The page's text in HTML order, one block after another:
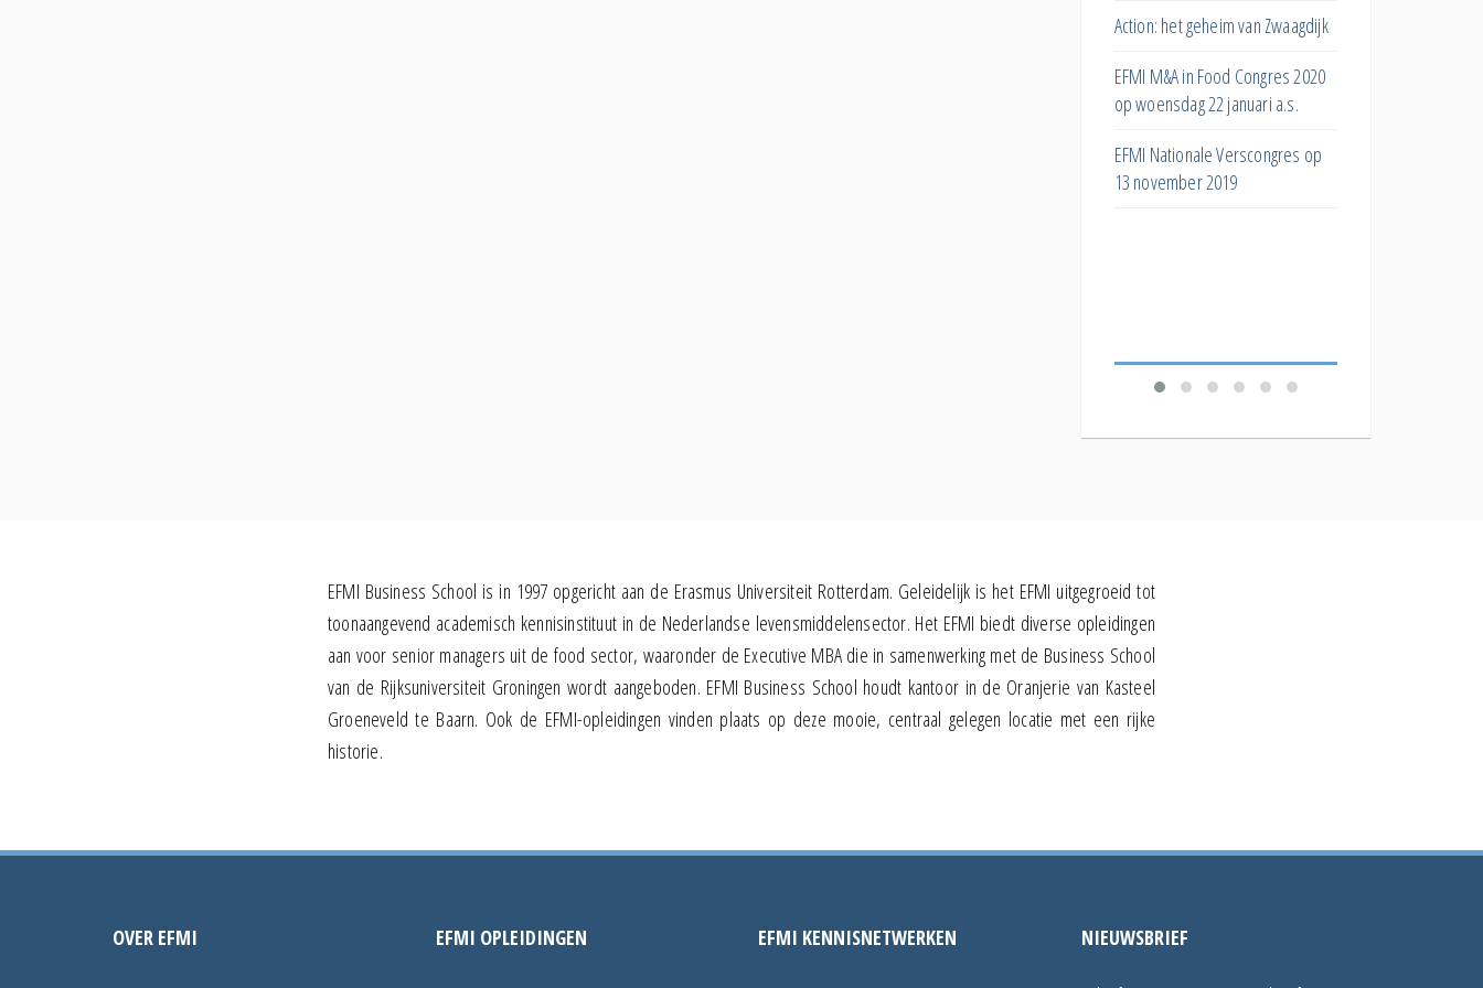
Action: het geheim van Zwaagdijk
EFMI M&A in Food Congres 2020
op woensdag 22 januari a.s.
EFMI Nationale Verscongres op
13 november 2019
EFMI Business School is in 1997 opgericht aan de Erasmus Universiteit Rotterdam. Geleidelijk is het EFMI uitgegroeid tot
toonaangevend academisch kennisinstituut in de Nederlandse levensmiddelensector. Het EFMI biedt diverse opleidingen
aan voor senior managers uit de food sector, waaronder de Executive MBA die in samenwerking met de Business School
van de Rijksuniversiteit Groningen wordt aangeboden. EFMI Business School houdt kantoor in de Oranjerie van Kasteel
Groeneveld te Baarn. Ook de EFMI-opleidingen vinden plaats op deze mooie, centraal gelegen locatie met een rijke
historie.
OVER EFMI EFMI OPLEIDINGEN EFMI KENNISNETWERKEN NIEUWSBRIEF